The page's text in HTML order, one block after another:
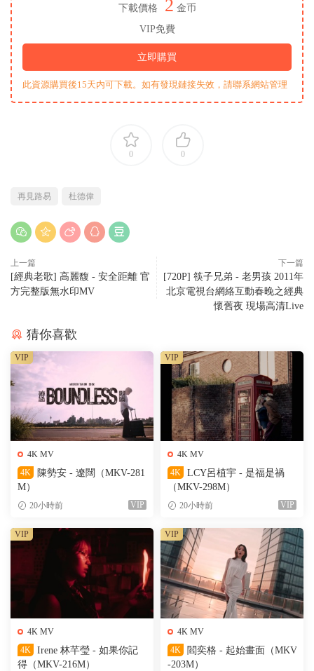
下載價格 2 金币
VIP免費
立即購買
此資源購買後15天内可下載。如有發現鏈接失效，請聯系網站管理
0 0
再見路易 杜德偉
上一篇
[經典老歌] 高麗馥 - 安全距離 官
方完整版無水印MV
下一篇
[720P] 筷子兄弟 - 老男孩 2011年
北京電視台網絡互動春晚之經典
懷舊夜 現場高清Live
猜你喜歡
4K MV
4K
陳勢安 - 遼闊（MKV-281
M）
20小時前 VIP
VIP
4K MV
4K
LCY呂植宇 - 是福是禍
（MKV-298M）
20小時前 VIP
VIP
4K MV
4K
Irene 林芊瑩 - 如果你記
得（MKV-216M）
VIP
4K MV
4K
閻奕格 - 起始畫面（MKV
-203M）
VIP